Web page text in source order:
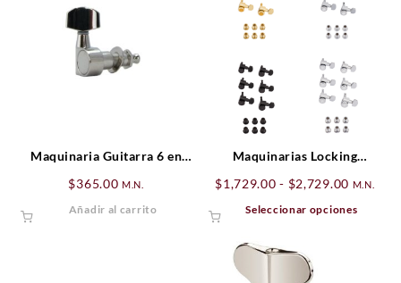
Maquinaria Guitarra 6 en
$365.00 M.N.
Añadir al carrito
Maquinarias Locking
Staggered (Escalonadas)
$1,729.00 - $2,729.00Rango
M.N.
Seleccionar opciones